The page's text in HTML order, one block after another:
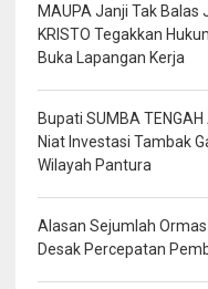
MAUPA Janji Tak Balas
KRISTO Tegakkan
Buka Lapangan Kerja
Bupati SUMBA
Niat Investasi Tambak
Wilayah Pantura
Alasan Sejumlah
Desak Percepatan